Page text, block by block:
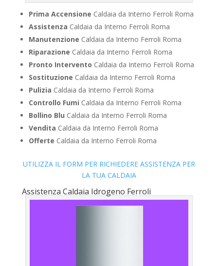
Prima Accensione Caldaia da Interno Ferroli Roma
Assistenza Caldaia da Interno Ferroli Roma
Manutenzione Caldaia da Interno Ferroli Roma
Riparazione Caldaia da Interno Ferroli Roma
Pronto Intervento Caldaia da Interno Ferroli Roma
Sostituzione Caldaia da Interno Ferroli Roma
Pulizia Caldaia da Interno Ferroli Roma
Controllo Fumi Caldaia da Interno Ferroli Roma
Bollino Blu Caldaia da Interno Ferroli Roma
Vendita Caldaia da Interno Ferroli Roma
Offerte Caldaia da Interno Ferroli Roma
UTILIZZA IL FORM PER RICHIEDERE ASSISTENZA PER
LA TUA CALDAIA
Assistenza Caldaia Idrogeno Ferroli